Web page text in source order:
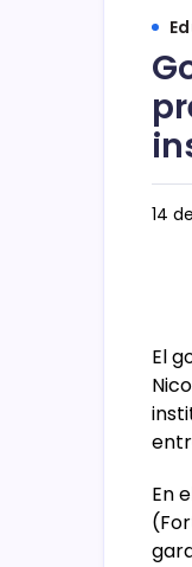
14
El
En